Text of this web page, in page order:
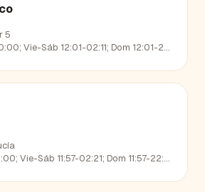
5
Vie-Sáb 12:01-02:11; Dom 12:01-22:51
Vie-Sáb 11:57-02:21; Dom 11:57-22:57